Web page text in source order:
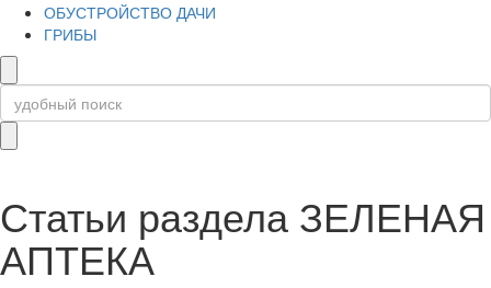
ОБУСТРОЙСТВО ДАЧИ
ГРИБЫ
Статьи раздела ЗЕЛЕНАЯ
АПТЕКА